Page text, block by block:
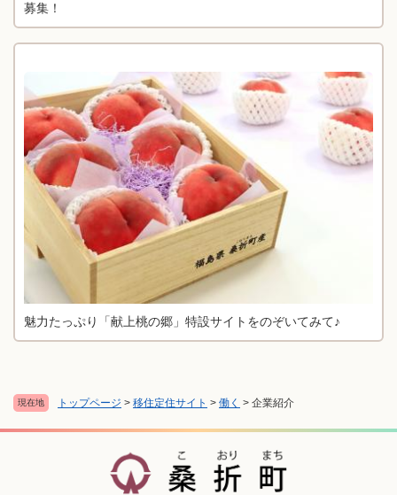
現在地 トップページ > 移住定住サイト > 働く > 企業紹介
募集！
魅力たっぷり「献上桃の郷」特設サイトをのぞいてみて♪